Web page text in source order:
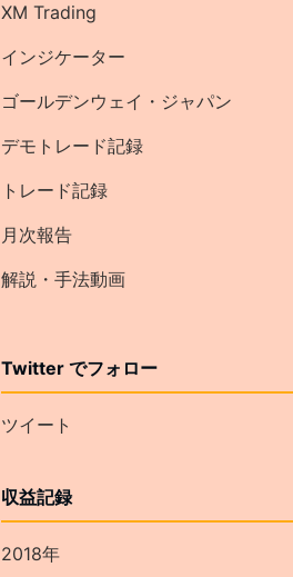
XM Trading
インジケーター
ゴールデンウェイ・ジャパン
デモトレード記録
トレード記録
月次報告
解説・手法動画
Twitter でフォロー
ツイート
収益記録
2018年